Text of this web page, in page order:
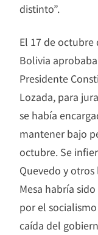
distinto”.
El 17 de octubre
Bolivia
Presidente
Lozada, para
se había
mantener bajo
octubre. Se
Quevedo y
Mesa habría
por el
caída del